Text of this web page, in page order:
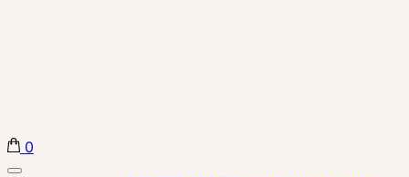
Biba Concept Store
0